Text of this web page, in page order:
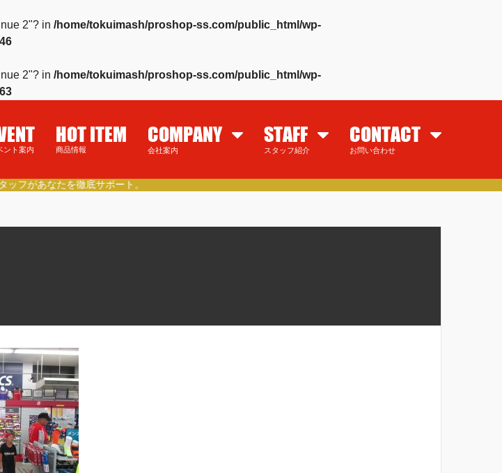
2"? in /home/tokuimash/proshop-ss.com/public_html/wp-
2"? in /home/tokuimash/proshop-ss.com/public_html/wp-
ント案内
HOT ITEM
商品情報
COMPANY
会社案内
STAFF
スタッフ紹介
CONTACT
お問い合わせ
の健康的なライフスタイルをご提案。